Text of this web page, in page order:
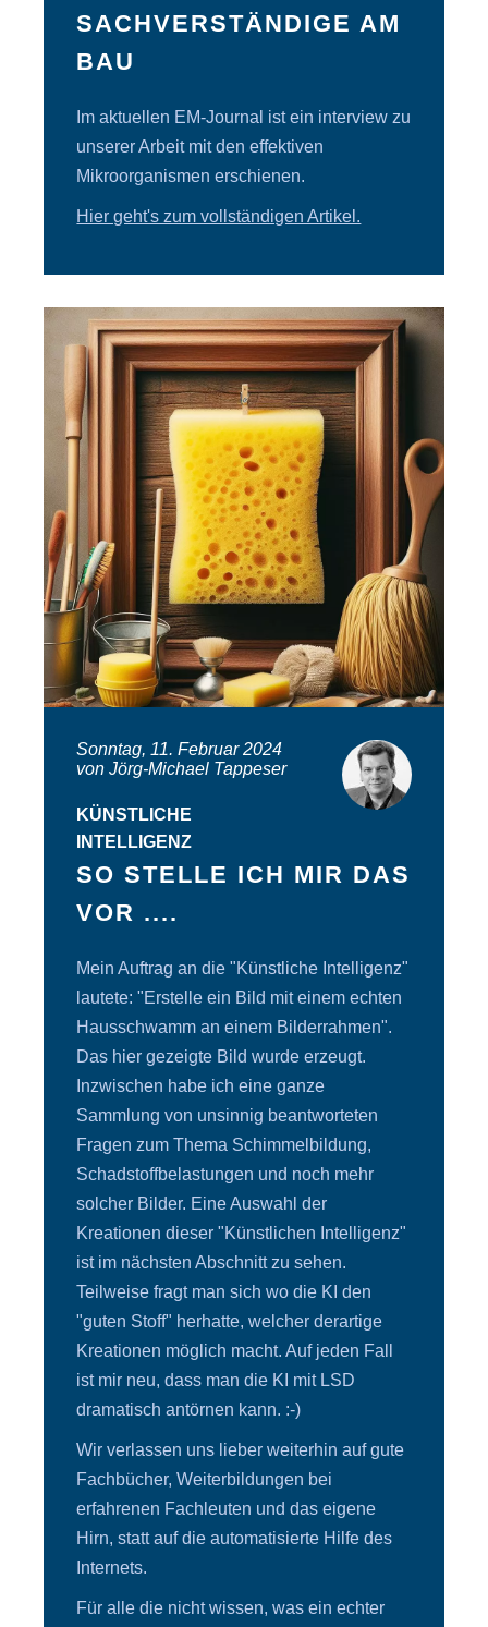
SACHVERSTÄNDIGE AM
BAU
Im aktuellen EM-Journal ist ein interview zu
unserer Arbeit mit den effektiven
Mikroorganismen erschienen.
Hier geht's zum vollständigen Artikel.
Sonntag, 11. Februar 2024
von Jörg-Michael Tappeser
KÜNSTLICHE
INTELLIGENZ
SO STELLE ICH MIR DAS
VOR ....
Mein Auftrag an die "Künstliche Intelligenz"
lautete: "Erstelle ein Bild mit einem echten
Hausschwamm an einem Bilderrahmen".
Das hier gezeigte Bild wurde erzeugt.
Inzwischen habe ich eine ganze
Sammlung von unsinnig beantworteten
Fragen zum Thema Schimmelbildung,
Schadstoffbelastungen und noch mehr
solcher Bilder. Eine Auswahl der
Kreationen dieser "Künstlichen Intelligenz"
ist im nächsten Abschnitt zu sehen.
Teilweise fragt man sich wo die KI den
"guten Stoff" herhatte, welcher derartige
Kreationen möglich macht. Auf jeden Fall
ist mir neu, dass man die KI mit LSD
dramatisch antörnen kann. :-)
Wir verlassen uns lieber weiterhin auf gute
Fachbücher, Weiterbildungen bei
erfahrenen Fachleuten und das eigene
Hirn, statt auf die automatisierte Hilfe des
Internets.
Für alle die nicht wissen, was ein echter